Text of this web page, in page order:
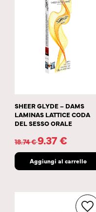
SHEER GLYDE – DAMS
LAMINAS LATTICE CODA
DEL SESSO ORALE
18.74€9.37€
Aggiungi al carrello